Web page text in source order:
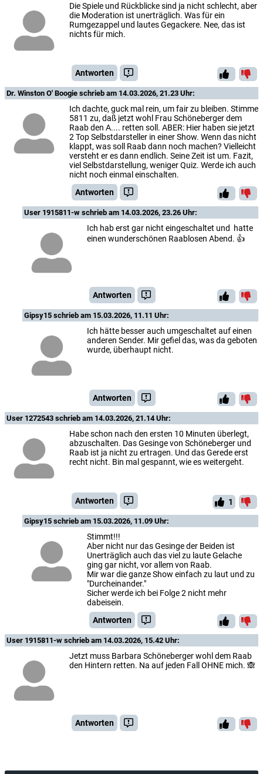
Die Spiele und Rückblicke sind ja nicht schlecht, aber
die Moderation ist unerträglich. Was für ein
Rumgezappel und lautes Gegackere. Nee, das ist
nichts für mich.
Antworten
Dr. Winston O' Boogie schrieb am 14.03.2026, 21.23 Uhr:
Ich dachte, guck mal rein, um fair zu bleiben. Stimme
5811 zu, daß jetzt wohl Frau Schöneberger dem
Raab den A.... retten soll. ABER: Hier haben sie jetzt
2 Top Selbstdarsteller in einer Show. Wenn das nicht
klappt, was soll Raab dann noch machen? Vielleicht
versteht er es dann endlich. Seine Zeit ist um. Fazit,
viel Selbstdarstellung, weniger Quiz. Werde ich auch
nicht noch einmal einschalten.
Antworten
User 1915811-w schrieb am 14.03.2026, 23.26 Uhr:
Ich hab erst gar nicht eingeschaltet und hatte
einen wunderschönen Raablosen Abend. 👍
Antworten
Gipsy15 schrieb am 15.03.2026, 11.11 Uhr:
Ich hätte besser auch umgeschaltet auf einen
anderen Sender. Mir gefiel das, was da geboten
wurde, überhaupt nicht.
Antworten
User 1272543 schrieb am 14.03.2026, 21.14 Uhr:
Habe schon nach den ersten 10 Minuten überlegt,
abzuschalten. Das Gesinge von Schöneberger und
Raab ist ja nicht zu ertragen. Und das Gerede erst
recht nicht. Bin mal gespannt, wie es weitergeht.
Antworten 1
Gipsy15 schrieb am 15.03.2026, 11.09 Uhr:
Stimmt!!!
Aber nicht nur das Gesinge der Beiden ist
Unerträglich auch das viel zu laute Gelache
ging gar nicht, vor allem von Raab.
Mir war die ganze Show einfach zu laut und zu
"Durcheinander."
Sicher werde ich bei Folge 2 nicht mehr
dabeisein.
Antworten
User 1915811-w schrieb am 14.03.2026, 15.42 Uhr:
Jetzt muss Barbara Schöneberger wohl dem Raab
den Hintern retten. Na auf jeden Fall OHNE mich. 🙈
Antworten